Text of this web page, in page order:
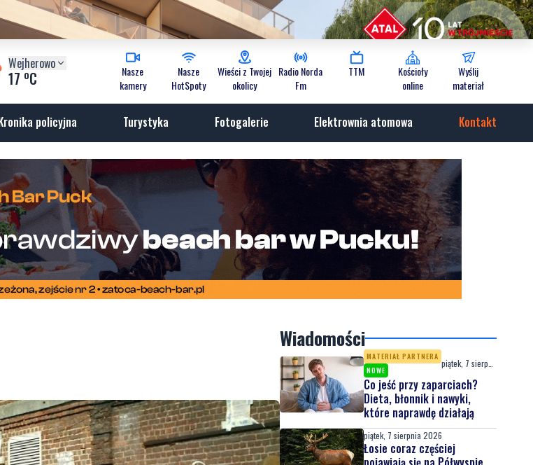
Wejherowo
17 oC
Nasze
kamery
Nasze
HotSpoty
Wieści z Twojej
okolicy
Radio Norda
Fm
TTM
Kościoły
online
Wyślij
materiał
policyjna Turystyka Fotogalerie Elektrownia atomowa Kontakt
Wiadomości
MATERIAŁ PARTNERA
NOWE
Co jeść przy zaparciach?
Dieta, błonnik i nawyki,
które naprawdę działają
piątek, 7 sierpnia 2026
Łosie coraz częściej